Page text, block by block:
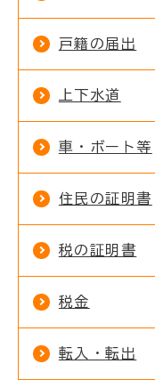
戸籍の届出
上下水道
車・ボート等
住民の証明書
税の証明書
税金
転入・転出